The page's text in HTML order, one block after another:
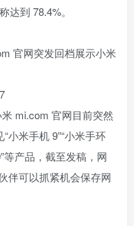
到 78.4%。
官网突发回档展示小米
mi.com 官网目前突然
小米手机 9”“小米手环
等产品，截至发稿，网
伴可以抓紧机会保存网